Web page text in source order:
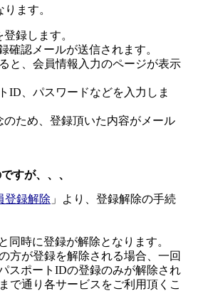
ます。
録します。
確認メールが送信されます。
と、会員情報入力のページが表示
ID、パスワードなどを入力しま
のため、登録頂いた内容がメール
すが、、、
登録解除 」より、登録解除の手続
同時に登録が解除となります。
方が登録を解除される場合、一回
スポートIDの登録のみが解除され
で通り各サービスをご利用頂くこ